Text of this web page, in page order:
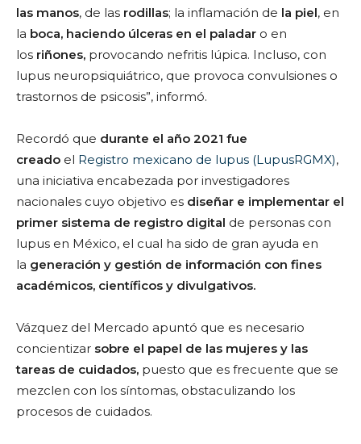
las manos, de las rodillas; la inflamación de la piel, en
la boca, haciendo úlceras en el paladar o en
los riñones, provocando nefritis lúpica. Incluso, con
lupus neuropsiquiátrico, que provoca convulsiones o
trastornos de psicosis”, informó.
Recordó que durante el año 2021 fue
creado el Registro mexicano de lupus (LupusRGMX),
una iniciativa encabezada por investigadores
nacionales cuyo objetivo es diseñar e implementar el
primer sistema de registro digital de personas con
lupus en México, el cual ha sido de gran ayuda en
la generación y gestión de información con fines
académicos, científicos y divulgativos.
Vázquez del Mercado apuntó que es necesario
concientizar sobre el papel de las mujeres y las
tareas de cuidados, puesto que es frecuente que se
mezclen con los síntomas, obstaculizando los
procesos de cuidados.